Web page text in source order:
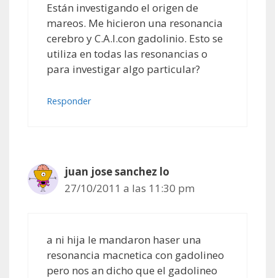
Están investigando el origen de
mareos. Me hicieron una resonancia
cerebro y C.A.I.con gadolinio. Esto se
utiliza en todas las resonancias o
para investigar algo particular?
Responder
juan jose sanchez lo
27/10/2011 a las 11:30 pm
a ni hija le mandaron haser una
resonancia macnetica con gadolineo
pero nos an dicho que el gadolineo